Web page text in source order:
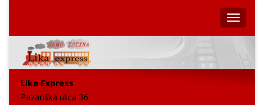
Lika Express
Pazariška ulica 36